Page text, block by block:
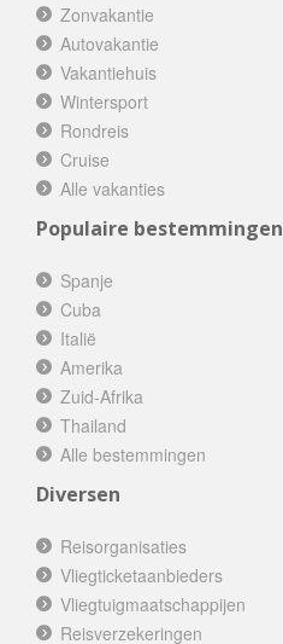
Zonvakantie
Autovakantie
Vakantiehuis
Wintersport
Rondreis
Cruise
Alle vakanties
Populaire bestemmingen
Spanje
Cuba
Italië
Amerika
Zuid-Afrika
Thailand
Alle bestemmingen
Diversen
Reisorganisaties
Vliegticketaanbieders
Vliegtuigmaatschappijen
Reisverzekeringen